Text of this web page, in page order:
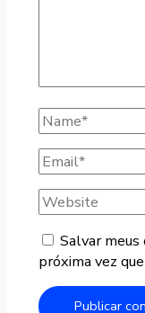
Salvar meus
próxima vez